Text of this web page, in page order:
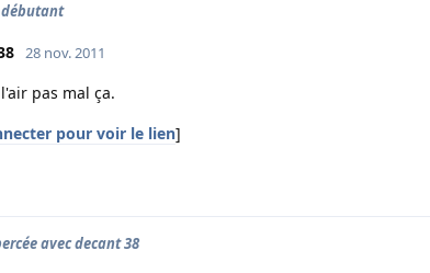
28 nov. 2011
pas mal ça.
pour voir le lien]
avec decant 38